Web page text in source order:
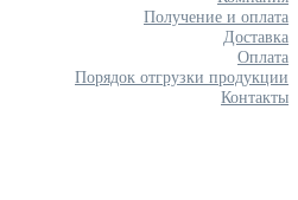
Получение и оплата
Доставка
Оплата
Порядок отгрузки продукции
Контакты